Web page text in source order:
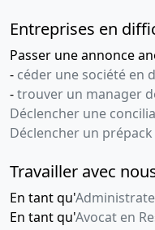
Entreprises en
Passer une annonce
- céder une société en
-trouver un manager
Déclencher une
Déclencher un
Travailler avec
En tant qu'
En tant qu'Avocat en